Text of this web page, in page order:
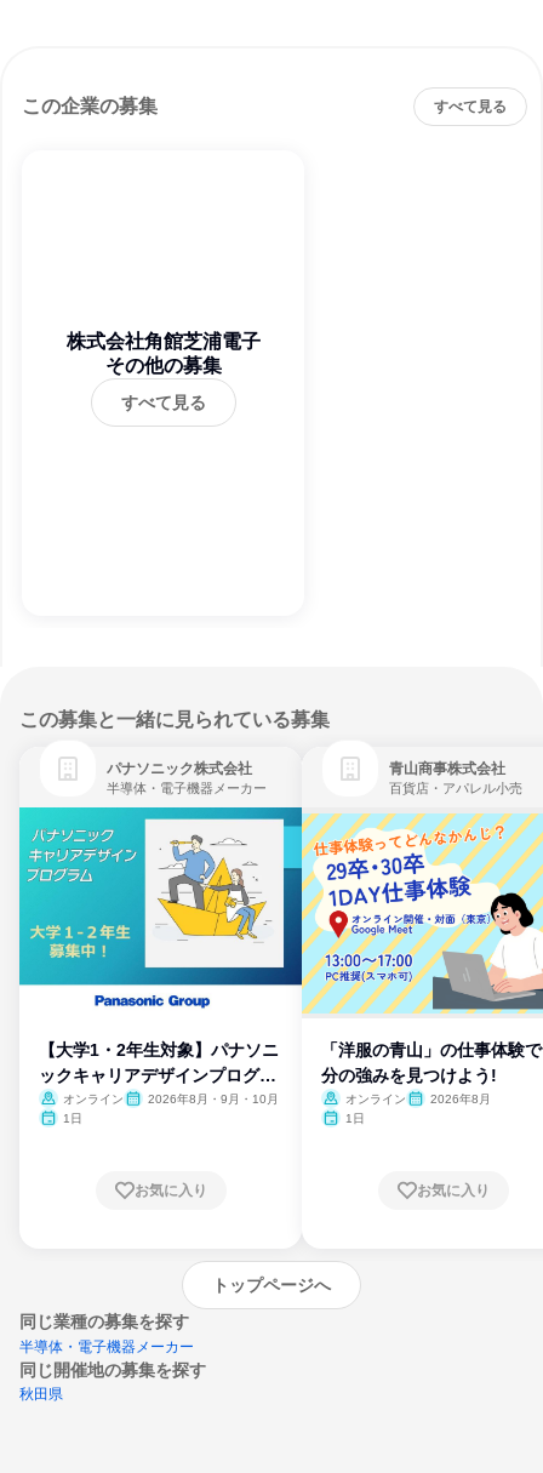
この企業の募集 すべて見る
株式会社角館芝浦電子
その他の募集
すべて見る
この募集と一緒に見られている募集
パナソニック株式会社
半導体・電子機器メーカー
【大学1・2年生対象】パナソニ
ックキャリアデザインプログラ
ム
オンライン
2026年8月・9月・10月
1日
お気に入り
青山商事株式会社
百貨店・アパレル小売
「洋服の青山」の仕事体験
分の強みを見つけよう!
オンライン
2026年8月
1日
お気に入り
トップページへ
同じ業種の募集を探す
半導体・電子機器メーカー
同じ開催地の募集を探す
秋田県